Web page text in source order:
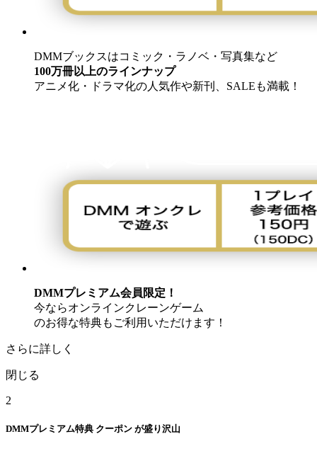
DMMブックスはコミック・ラノベ・写真集など
100万冊以上のラインナップ
アニメ化・ドラマ化の人気作や新刊、SALEも満載！
DMMプレミアム会員限定！
今ならオンラインクレーンゲーム
のお得な特典もご利用いただけます！
さらに詳しく
閉じる
2
DMMプレミアム特典 クーポン が盛り沢山